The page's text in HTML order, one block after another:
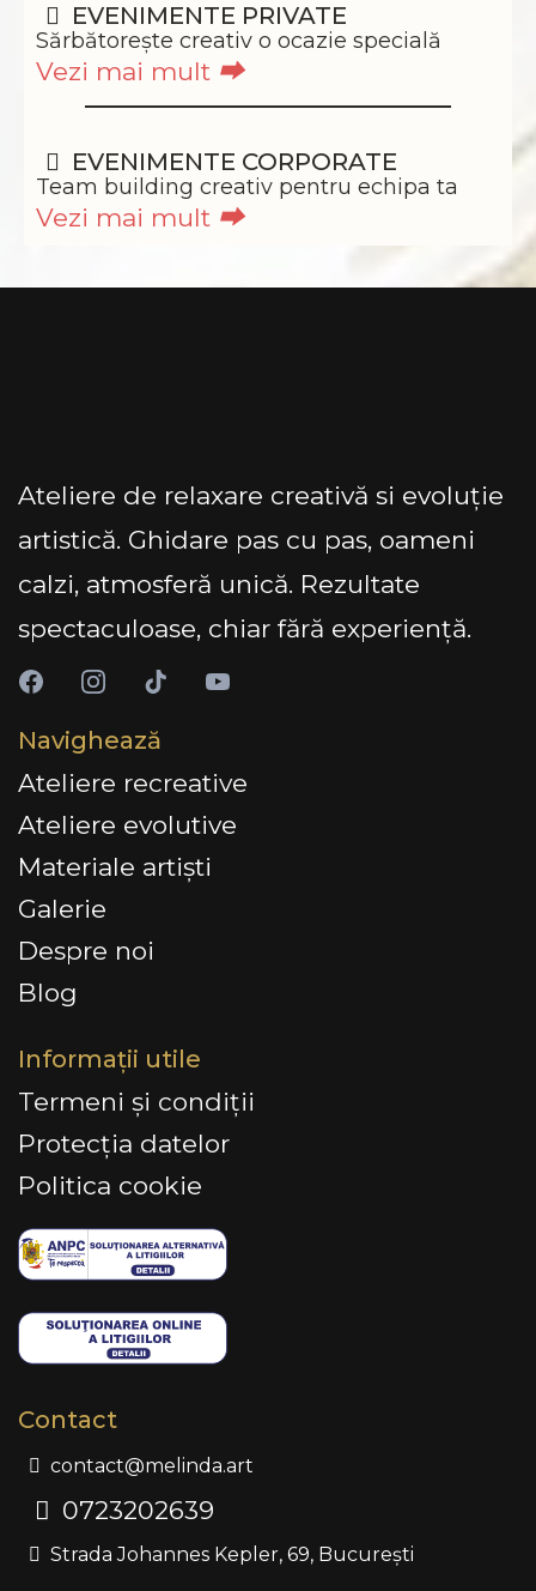
EVENIMENTE PRIVATE
Sărbătorește creativ o ocazie specială
Vezi mai mult ⮕
EVENIMENTE CORPORATE
Team building creativ pentru echipa ta
Vezi mai mult ⮕
Ateliere de relaxare creativă si evoluție
artistică. Ghidare pas cu pas, oameni
calzi, atmosferă unică. Rezultate
spectaculoase, chiar fără experiență.
Navighează
Ateliere recreative
Ateliere evolutive
Materiale artiști
Galerie
Despre noi
Blog
Informații utile
Termeni și condiții
Protecția datelor
Politica cookie
Contact
contact@melinda.art
0723202639
Strada Johannes Kepler, 69, București